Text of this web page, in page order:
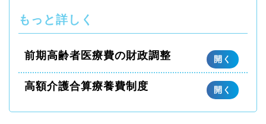
もっと詳しく
前期高齢者医療費の財政調整 開く
高額介護合算療養費制度 開く